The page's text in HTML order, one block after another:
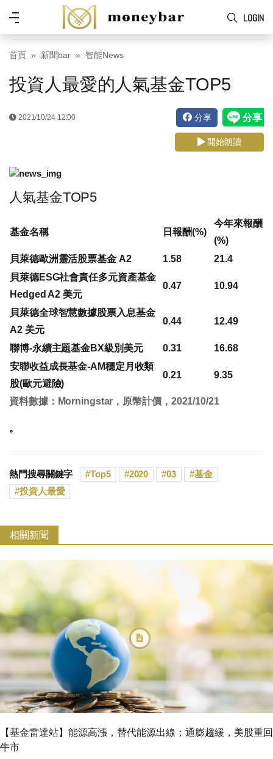
Skip to main content
LOGIN
功
能
表
首頁 新聞bar 智能News
投資人最愛的人氣基金TOP5
2021/10/24 12:00 分享
開始朗讀
人氣基金TOP5
基金名稱 日報酬(%)
今年來報酬
(%)
貝萊德歐洲靈活股票基金 A2
1.58
21.4
貝萊德ESG社會責任多元資產基金
Hedged A2 美元
0.47 10.94
貝萊德全球智慧數據股票入息基金
A2 美元
0.44 12.49
聯博-永續主題基金BX級別美元 0.31
16.68
安聯收益成長基金-AM穩定月收類
股(歐元避險)
0.21 9.35
資料數據：Morningstar，原幣計價，2021/10/21
。
熱門搜尋關鍵字 Top5 2020 03
基金
投資人最愛
相關新聞
【基金雷達站】能源高漲，替代能源出線；通膨趨緩，美股重回
牛市